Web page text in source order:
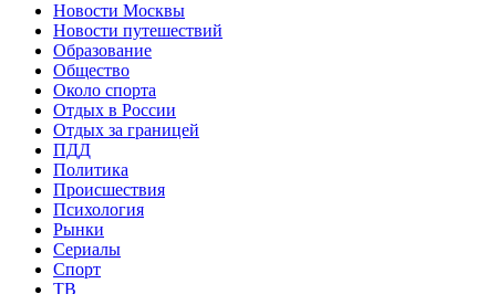
Новости Москвы
Новости путешествий
Образование
Общество
Около спорта
Отдых в России
Отдых за границей
ПДД
Политика
Происшествия
Психология
Рынки
Сериалы
Спорт
ТВ